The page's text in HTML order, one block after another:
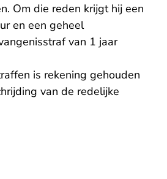
Om die reden krijgt hij een
en een geheel
van 1 jaar
is rekening gehouden
van de redelijke